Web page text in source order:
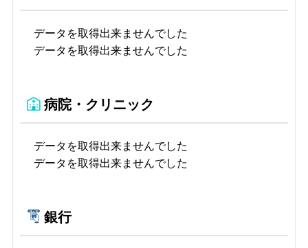
データを取得出来ませんでした
データを取得出来ませんでした
病院・クリニック
データを取得出来ませんでした
データを取得出来ませんでした
銀行